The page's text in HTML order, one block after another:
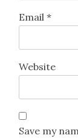
Email *
Website
Save my